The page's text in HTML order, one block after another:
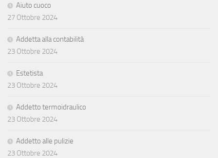
Aiuto cuoco
27 Ottobre 2024
Addetta alla contabilità
23 Ottobre 2024
Estetista
23 Ottobre 2024
Addetto termoidraulico
23 Ottobre 2024
Addetto alle pulizie
23 Ottobre 2024